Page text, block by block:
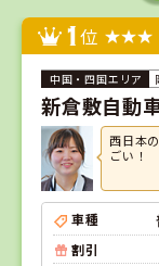
1位
新倉敷自動
西日本
ごい！
車種
割引